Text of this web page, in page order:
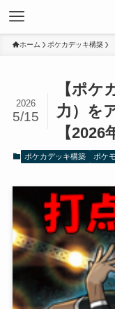
ホーム ポケカデッキ構築
【ポケ
力）を
【2026
2026
5/15
ポケカデッキ構築 ポケ